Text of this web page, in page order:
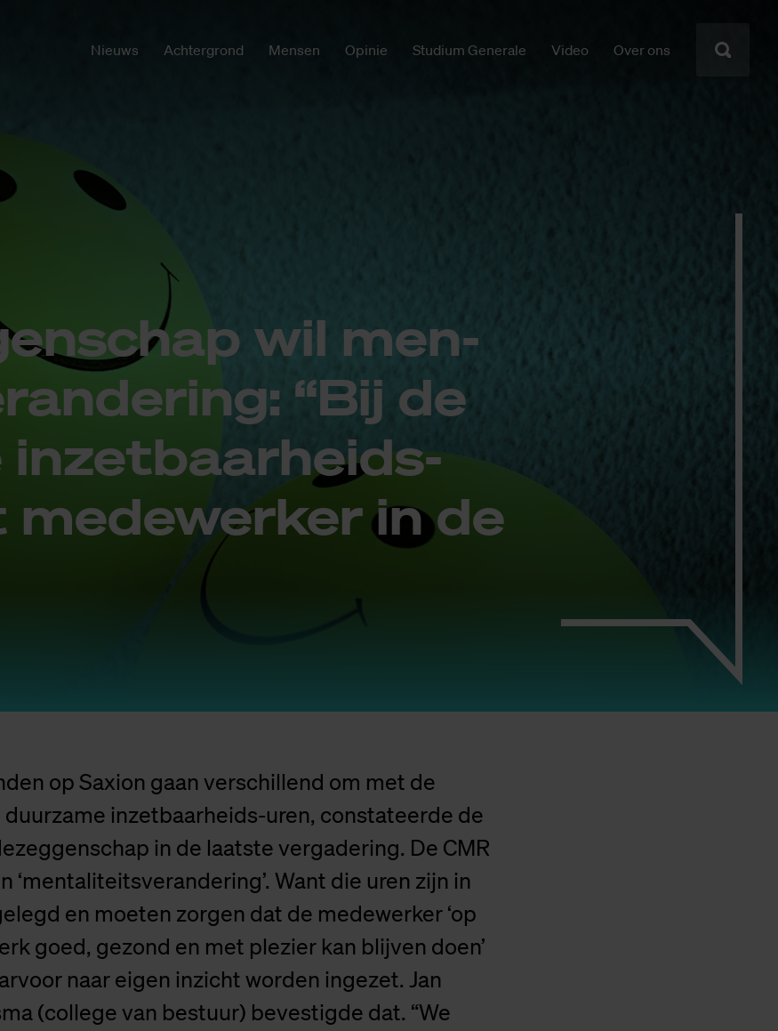
Nieuws Achtergrond Mensen Opinie Studium Generale Video Over ons
wil men­
“Bij de
me­de­wer­ker in de
op Saxion gaan verschillend om met de
inzetbaarheids-uren, constateerde de
in de laatste vergadering. De CMR
‘mentaliteitsverandering’. Want die uren zijn in
en moeten zorgen dat de medewerker ‘op
goed, gezond en met plezier kan blijven doen’
naar eigen inzicht worden ingezet. Jan
(college van bestuur) bevestigde dat. “We